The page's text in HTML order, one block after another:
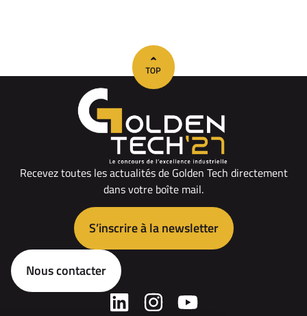
Recevez toutes les actualités de Golden Tech directement
dans votre boîte mail.
S’inscrire à la newsletter
Nous contacter